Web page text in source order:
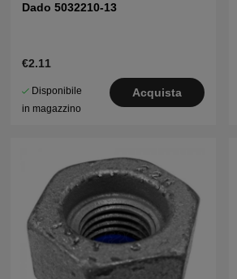
Dado 5032210-13
€2.11
Disponibile
in magazzino
Acquista